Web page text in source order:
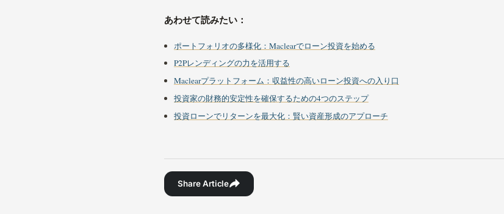
あわせて読みたい：
ポートフォリオの多様化：Maclearでローン投資を始める
P2Pレンディングの力を活用する
Maclearプラットフォーム：収益性の高いローン投資への入り口
投資家の財務的安定性を確保するための4つのステップ
投資ローンでリターンを最大化：賢い資産形成のアプローチ
Share Article